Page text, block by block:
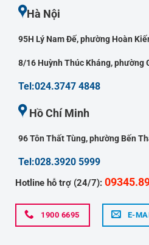
Hà Nội
95H Lý Nam Đế, phường Hoàn
8/16 Huỳnh Thúc Kháng, phường
Tel:024.3747 4848
Hồ Chí Minh
96 Tôn Thất Tùng, phường Bến
Tel:028.3920 5999
Hotline hỗ trợ (24/7):
1900 6695 E-